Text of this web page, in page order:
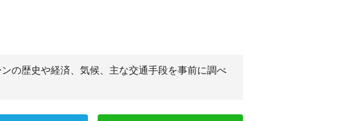
の歴史や経済、気候、主な交通手段を事前に調べ